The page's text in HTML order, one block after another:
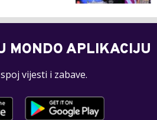
MONDO APLIKACIJU
vijesti i zabave.